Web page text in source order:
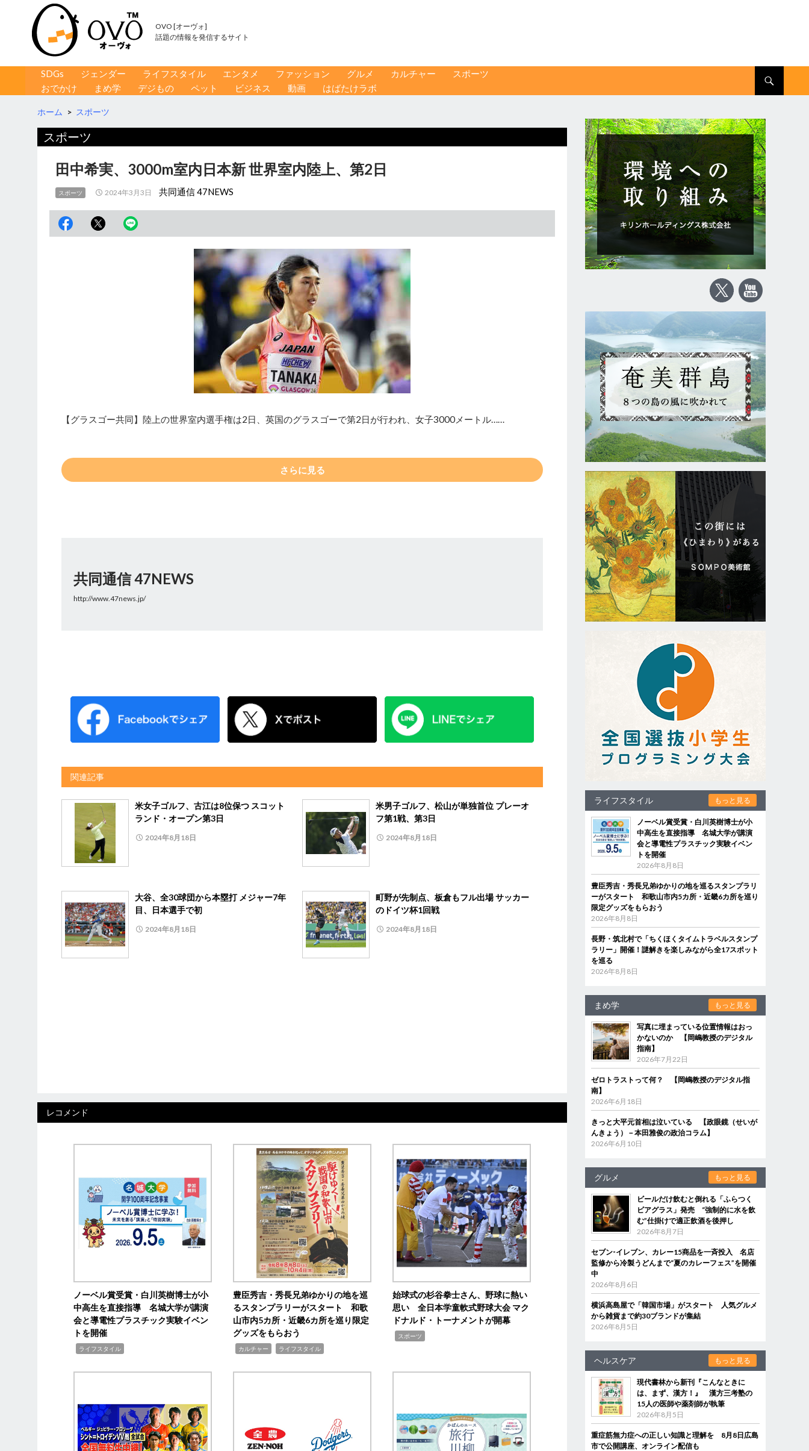
OVO [オーヴォ]
話題の情報を発信するサイト
コンテンツへ移動
SDGs ジェンダー ライフスタイル エンタメ ファッション グルメ カルチャー
スポーツ
おでかけ
まめ学 デジもの ペット ビジネス 動画 はばたけラボ
ホーム > スポーツ
スポーツ
田中希実、3000m室内日本新 世界室内陸上、第2日
スポーツ 2024年3月3日 共同通信 47NEWS
【グラスゴー共同】陸上の世界室内選手権は2日、英国のグラスゴーで第2日が行われ、女子3000メートル……
さらに見る
共同通信 47NEWS
http://www.47news.jp/
関連記事
米女子ゴルフ、古江は8位保つ スコット
ランド・オープン第3日
2024年8月18日
米男子ゴルフ、松山が単独首位 プレーオ
フ第1戦、第3日
2024年8月18日
大谷、全30球団から本塁打 メジャー7年
目、日本選手で初
2024年8月18日
町野が先制点、板倉もフル出場 サッカー
のドイツ杯1回戦
2024年8月18日
レコメンド
ノーベル賞受賞・白川英樹博士が小
中高生を直接指導 名城大学が講演
会と導電性プラスチック実験イベン
トを開催
ライフスタイル
豊臣秀吉・秀長兄弟ゆかりの地を巡
るスタンプラリーがスタート 和歌
山市内5カ所・近畿6カ所を巡り限定
グッズをもらおう
カルチャー ライフスタイル
始球式の杉谷拳士さん、野球に熱い
思い 全日本学童軟式野球大会 マク
ドナルド・トーナメントが開幕
スポーツ
ライフスタイル もっと見る
ノーベル賞受賞・白川英樹博士が小
中高生を直接指導 名城大学が講演
会と導電性プラスチック実験イベン
トを開催
2026年8月8日
豊臣秀吉・秀長兄弟ゆかりの地を巡るスタンプラリ
ーがスタート 和歌山市内5カ所・近畿6カ所を巡り
限定グッズをもらおう
2026年8月8日
長野・筑北村で「ちくほくタイムトラベルスタンプ
ラリー」開催！謎解きを楽しみながら全17スポット
を巡る
2026年8月8日
まめ学 もっと見る
写真に埋まっている位置情報はおっ
かないのか 【岡嶋教授のデジタル
指南】
2026年7月22日
ゼロトラストって何？ 【岡嶋教授のデジタル指
南】
2026年6月18日
きっと大平元首相は泣いている 【政眼鏡（せいが
んきょう）－本田雅俊の政治コラム】
2026年6月10日
グルメ もっと見る
ビールだけ飲むと倒れる「ふらつく
ビアグラス」発売 “強制的に水を飲
む”仕掛けで適正飲酒を後押し
2026年8月7日
セブン‐イレブン、カレー15商品を一斉投入 名店
監修から冷製うどんまで“夏のカレーフェス”を開催
中
2026年8月6日
横浜高島屋で「韓国市場」がスタート 人気グルメ
から雑貨まで約30ブランドが集結
2026年8月5日
ヘルスケア もっと見る
現代書林から新刊『こんなときに
は、まず、漢方！』 漢方三考塾の
15人の医師や薬剤師が執筆
2026年8月5日
重症筋無力症への正しい知識と理解を 8月8日広島
市で公開講座、オンライン配信も